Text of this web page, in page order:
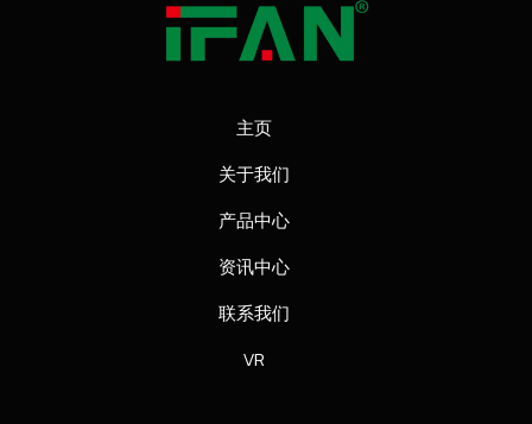
主页
关于我们
产品中心
资讯中心
联系我们
VR